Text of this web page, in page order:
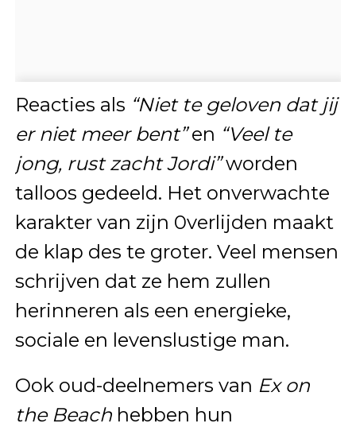
Reacties als “Niet te geloven dat jij
er niet meer bent”en “Veel te
jong, rust zacht Jordi”worden
talloos gedeeld. Het onverwachte
karakter van zijn 0verlijden maakt
de klap des te groter. Veel mensen
schrijven dat ze hem zullen
herinneren als een energieke,
sociale en levenslustige man.
Ook oud-deelnemers van Ex on
the Beachhebben hun